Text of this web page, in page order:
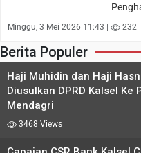
Minggu, 3 Mei 2026 11:43 | 232
Berita Populer
Haji Muhidin dan Haji
Diusulkan DPRD Kalsel
Mendagri
3468 Views